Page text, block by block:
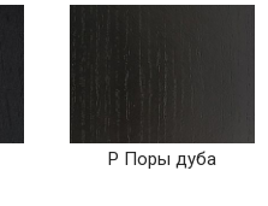
P Поры дуба